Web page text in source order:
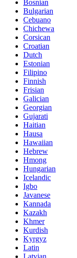
Bosnian
Bulgarian
Cebuano
Chichewa
Corsican
Croatian
Dutch
Estonian
Filipino
Finnish
Frisian
Galician
Georgian
Gujarati
Haitian
Hausa
Hawaiian
Hebrew
Hmong
Hungarian
Icelandic
Igbo
Javanese
Kannada
Kazakh
Khmer
Kurdish
Kyrgyz
Latin